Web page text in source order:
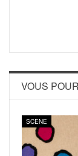
VOUS
SCÈNE